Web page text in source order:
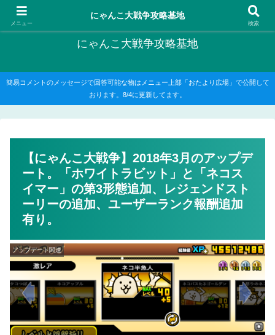
にゃんこ大戦争の攻略がメインですが、他のゲームの記事もたまに書いてます
にゃんこ大戦争攻略基地
簡易コメントのメッセージで回答可能な物はメニュー上部「おたより広場」で公開して
おります。8/4に更新してます。
【にゃんこ大戦争】2018年3月のアップデ
ート。「ホワイトラビット」と「ネコス
イマー」の第3形態追加、レジェンドスト
ーリーの追加、ユーザーランク報酬追加
有り。
アップデート関連
メニュー
にゃんこ大戦争攻略基地
検索